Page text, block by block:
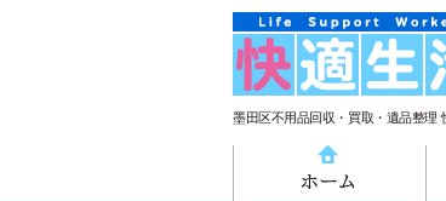
墨田区不用品回収・買取・遺品整理